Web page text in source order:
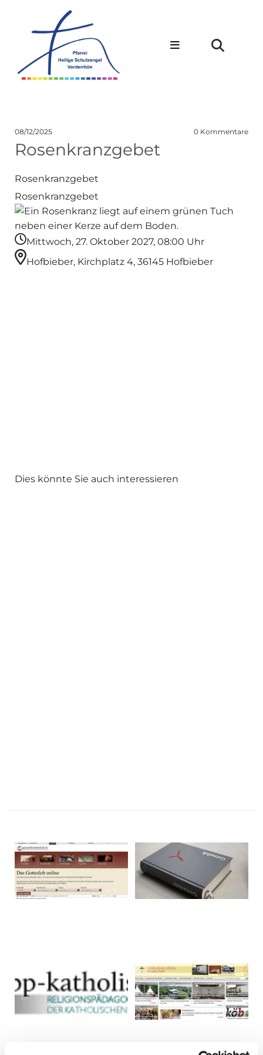
08/12/2025 0 Kommentare
Rosenkranzgebet
Rosenkranzgebet
Rosenkranzgebet
Mittwoch, 27. Oktober 2027, 08:00 Uhr
Hofbieber, Kirchplatz 4, 36145 Hofbieber
Dies könnte Sie auch interessieren